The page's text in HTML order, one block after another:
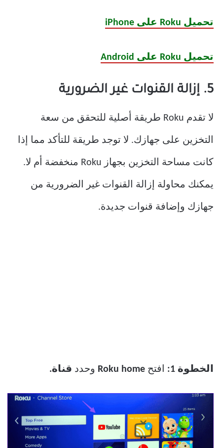
تحميل Roku على iPhone
تحميل Roku على Android
5. إزالة القنوات غير الضرورية
لا تقدم Roku طريقة أصلية للتحقق من سعة
التخزين على جهازك. لا توجد طريقة للتأكد مما إذا
كانت مساحة التخزين بجهاز Roku منخفضة أم لا.
يمكنك محاولة إزالة القنوات غير الضرورية من
جهازك وإضافة قنوات جديدة.
الخطوة 1: افتح Roku home وحدد قناة.